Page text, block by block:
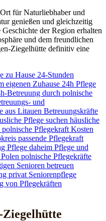
für Naturliebhaber und
genießen und gleichzeitig
der Region erhalten
und dem freundlichen
Ziegelhütte definitiv eine
zu Hause 24-Stunden
eigenen Zuhause 24h Pflege
Betreuung durch polnische
und
aus Litauen Betreuungskräfte
Pflege suchen häusliche
Pflegekraft Kosten
passende Pflegekraft
Pflege daheim Pflege und
polnische Pflegekräfte
Senioren betreuen
privat Seniorenpflege
von Pflegekräften
Ziegelhütte